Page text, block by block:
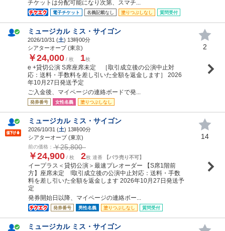
チケットは分配可能になり次第、スマチ...
電子チケット 名義記載なし 塗りつぶしなし 質問受付
ミュージカル ミス・サイゴン
2026/10/31 (土) 13時00分
シアターオーブ (東京)
￥24,000 / 枚 1枚
e +貸切公演 S席座席未定 ［取引成立後の公演中止対
応：送料・手数料を差し引いた全額を返金します］ 2026
年10月27日発送予定
ご入金後、マイページの連絡ボードで発...
発券番号 女性名義 塗りつぶしなし
2
ミュージカル ミス・サイゴン
2026/10/31 (土) 13時00分
シアターオーブ (東京)
前の価格： ￥25,800
￥24,900 / 枚 2枚 連番 【バラ売り不可】
イープラス＜貸切公演＞最速プレオーダー 【S席1階前
方】座席未定 !取引成立後の公演中止対応：送料・手数
料を差し引いた全額を返金します 2026年10月27日発送予
定
発券開始日以降、マイページの連絡ボー...
発券番号 男性名義 塗りつぶしなし 質問受付
14
ミュージカル ミス・サイゴン